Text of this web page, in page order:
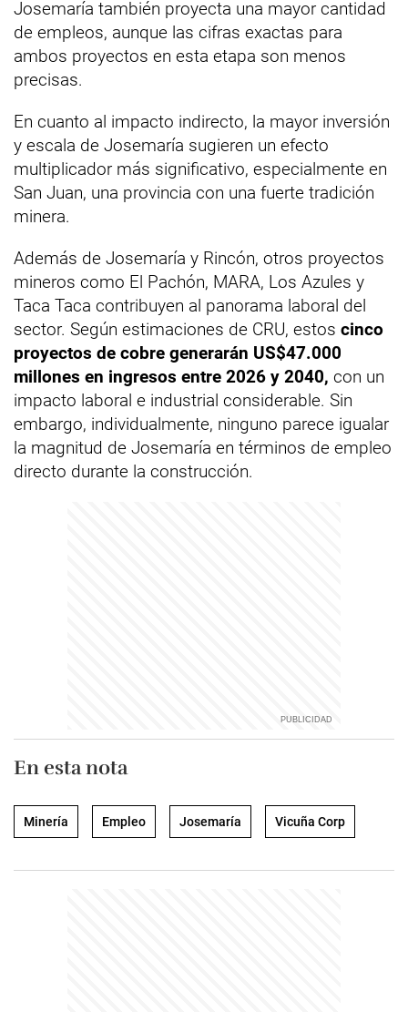
Josemaría también proyecta una mayor cantidad
de empleos, aunque las cifras exactas para
ambos proyectos en esta etapa son menos
precisas.
En cuanto al impacto indirecto, la mayor inversión
y escala de Josemaría sugieren un efecto
multiplicador más significativo, especialmente en
San Juan, una provincia con una fuerte tradición
minera.
Además de Josemaría y Rincón, otros proyectos
mineros como El Pachón, MARA, Los Azules y
Taca Taca contribuyen al panorama laboral del
sector. Según estimaciones de CRU, estos cinco
proyectos de cobre generarán US$47.000
millones en ingresos entre 2026 y 2040, con un
impacto laboral e industrial considerable. Sin
embargo, individualmente, ninguno parece igualar
la magnitud de Josemaría en términos de empleo
directo durante la construcción.
En esta nota
Minería Empleo Josemaría Vicuña Corp